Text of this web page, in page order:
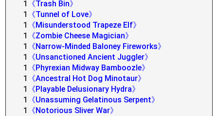
1
《Trash Bin》
1
《Tunnel of Love》
1
《Misunderstood Trapeze Elf》
1
《Zombie Cheese Magician》
1
《Narrow-Minded Baloney Fireworks》
1
《Unsanctioned Ancient Juggler》
1
《Phyrexian Midway Bamboozle》
1
《Ancestral Hot Dog Minotaur》
1
《Playable Delusionary Hydra》
1
《Unassuming Gelatinous Serpent》
1
《Notorious Sliver War》